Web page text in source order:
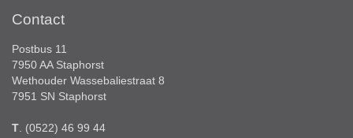
Contact
Postbus 11
7950 AA Staphorst
Wethouder Wassebaliestraat 8
7951 SN Staphorst
T. (0522) 46 99 44